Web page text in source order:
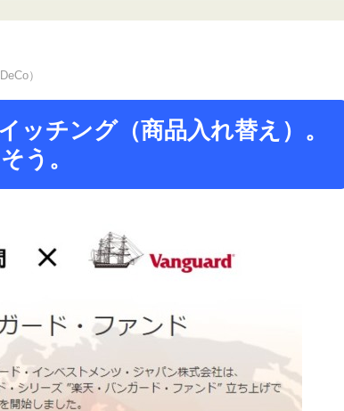
）
ッチング（商品入れ替え）。
う。